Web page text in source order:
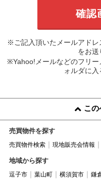
※ご記入頂いたメールアド
をお送
※Yahoo!メールなどのフリ
ォルダに入
この
売買物件を探す
売買物件検索 現地販売会情報
地域から探す
逗子市 葉山町 横須賀市 鎌